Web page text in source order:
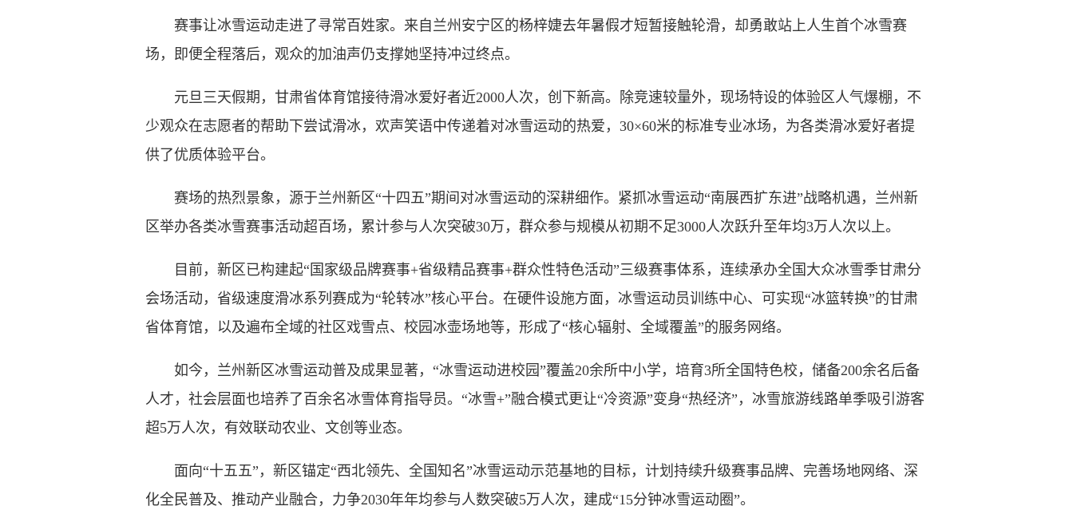
赛事让冰雪运动走进了寻常百姓家。来自兰州安宁区的杨梓婕去年暑假才短暂接触轮滑，却勇敢站上人生首个冰雪赛
场，即便全程落后，观众的加油声仍支撑她坚持冲过终点。
元旦三天假期，甘肃省体育馆接待滑冰爱好者近2000人次，创下新高。除竞速较量外，现场特设的体验区人气爆棚，不
少观众在志愿者的帮助下尝试滑冰，欢声笑语中传递着对冰雪运动的热爱，30×60米的标准专业冰场，为各类滑冰爱好者提
供了优质体验平台。
赛场的热烈景象，源于兰州新区“十四五”期间对冰雪运动的深耕细作。紧抓冰雪运动“南展西扩东进”战略机遇，兰州新
区举办各类冰雪赛事活动超百场，累计参与人次突破30万，群众参与规模从初期不足3000人次跃升至年均3万人次以上。
目前，新区已构建起“国家级品牌赛事+省级精品赛事+群众性特色活动”三级赛事体系，连续承办全国大众冰雪季甘肃分
会场活动，省级速度滑冰系列赛成为“轮转冰”核心平台。在硬件设施方面，冰雪运动员训练中心、可实现“冰篮转换”的甘肃
省体育馆，以及遍布全域的社区戏雪点、校园冰壶场地等，形成了“核心辐射、全域覆盖”的服务网络。
如今，兰州新区冰雪运动普及成果显著，“冰雪运动进校园”覆盖20余所中小学，培育3所全国特色校，储备200余名后备
人才，社会层面也培养了百余名冰雪体育指导员。“冰雪+”融合模式更让“冷资源”变身“热经济”，冰雪旅游线路单季吸引游客
超5万人次，有效联动农业、文创等业态。
面向“十五五”，新区锚定“西北领先、全国知名”冰雪运动示范基地的目标，计划持续升级赛事品牌、完善场地网络、深
化全民普及、推动产业融合，力争2030年年均参与人数突破5万人次，建成“15分钟冰雪运动圈”。